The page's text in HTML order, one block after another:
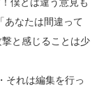
あなたは間違って
撃と感じることは少
それは編集を行っ